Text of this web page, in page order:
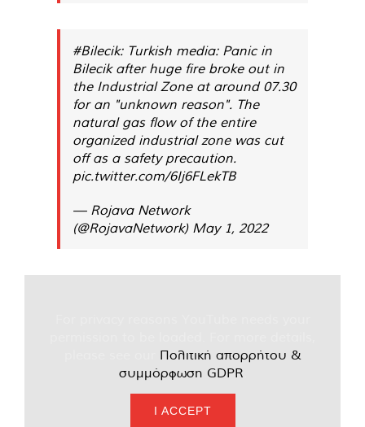
#Bilecik: Turkish media: Panic in
Bilecik after huge fire broke out in
the Industrial Zone at around 07.30
for an "unknown reason". The
natural gas flow of the entire
organized industrial zone was cut
off as a safety precaution.
pic.twitter.com/6Ij6FLekTB
— Rojava Network
(@RojavaNetwork) May 1, 2022
Πολιτική απορρήτου &
συμμόρφωση GDPR
I ACCEPT